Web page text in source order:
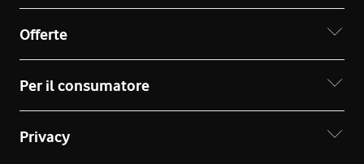
Offerte
Per il consumatore
Privacy